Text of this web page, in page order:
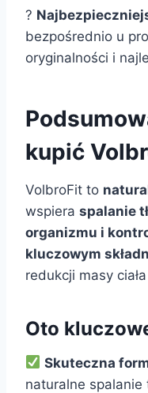
?
bezpośrednio u
oryginalności i
kupić
VolbroFit to
wspiera spalanie
organizmu i
kluczowym
redukcji masy
Oto
Skuteczna
naturalne spalanie